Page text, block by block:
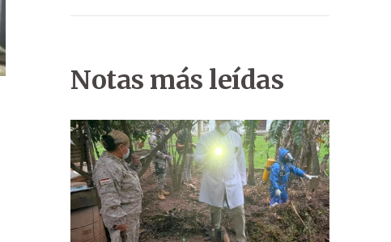
Notas más leídas